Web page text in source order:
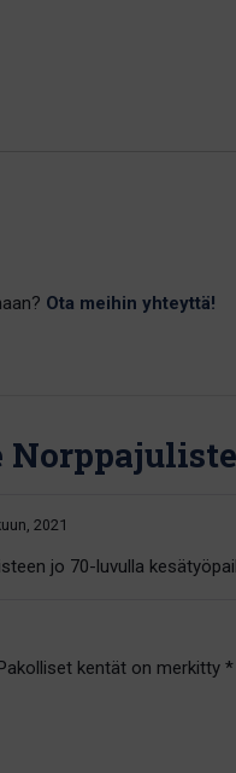
Ota meihin yhteyttä!
2021
jo 70-luvulla
kentät on merkitty *